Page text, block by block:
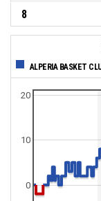
8
0
10
20